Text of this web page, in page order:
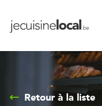
Retour à la liste